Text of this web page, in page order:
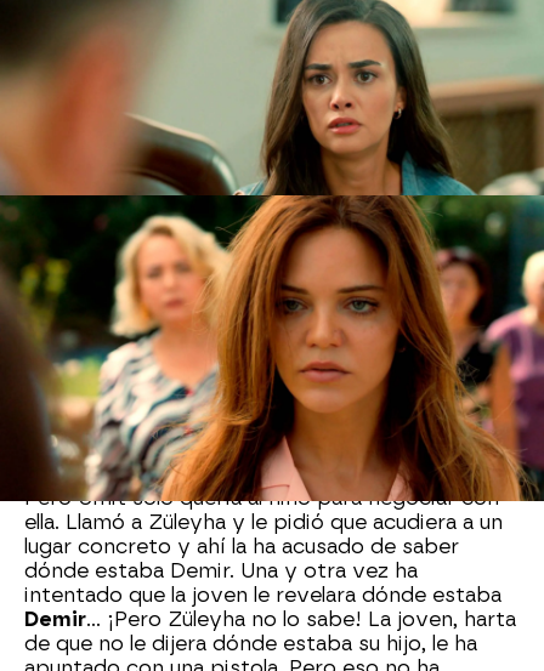
Posteriormente, se enfrentó aZüleyha
delante
de todos e intentó que la joven revelara el
paradero de Demir. ¿No se da cuenta que no lo
sabe? Lo cierto es que la joven está muy
obsesionada con Demir y hasta ha fingido el
embarazo, se puede creer lo que quiera... ¡Está
loca por Demir!
Züleyha terminó por echarla de la mansión. Les
ha hecho mucho daño y la joven lo está pasando
muy mal como para tener que soportar las
acusaciones falsas de Ümit... Así que la joven
decidió dar un paso más, pagó aCümali para que
se llevara a su hijo. .. ¡Y le secuestró!
Züleyha, al darse cuenta ha perdido los nervios,
encima de todo lo que está pasando, se llevan a
su hijo...
Pero Ümit solo quería al niño para negociar con
ella. Llamó a Züleyha y le pidió que acudiera a un
lugar concreto y ahí la ha acusado de saber
dónde estaba Demir. Una y otra vez ha
intentado que la joven le revelara dónde estaba
Demir... ¡Pero Züleyha no lo sabe! La joven, harta
de que no le dijera dónde estaba su hijo, le ha